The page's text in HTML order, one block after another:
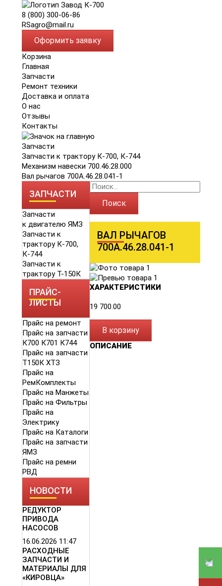
8 (800) 300-06-86
RSagro@mail.ru
Оформить заявку
Корзина
Главная
Запчасти
Ремонт техники
Доставка и оплата
О нас
Отзывы
Контакты
Запчасти
Запчасти к трактору К-700, К-744
Механизм навески 700.46.28.000
Вал рычагов 700А.46.28.041-1
ЗАПЧАСТИ
Запчасти
к двигателю ЯМЗ
Запчасти к
трактору К-700,
К-744
Запчасти к
трактору Т-150К
ПРАЙС-
ЛИСТЫ
Прайс на ремонт
Прайс на запчасти
К700 К701 К744
Прайс на запчасти
Т150К ХТЗ
Прайс на
РемКомплекты
Прайс на Манжеты
Прайс на Фильтры
Прайс на
Электрику
Прайс на Каталоги
Прайс на запчасти
ЯМЗ
Прайс на ремни
РВД
НОВОСТИ
РЕДУКТОР
ПРИВОДА
НАСОСОВ
16.06.2026 11:47
РАСХОДНЫЕ
ЗАПЧАСТИ И
МАТЕРИАЛЫ ДЛЯ
«КИРОВЦА»
Поиск
ВАЛ РЫЧАГОВ
700А.46.28.041-1
ХАРАКТЕРИСТИКИ
19 700.00
В корзину
ОПИСАНИЕ